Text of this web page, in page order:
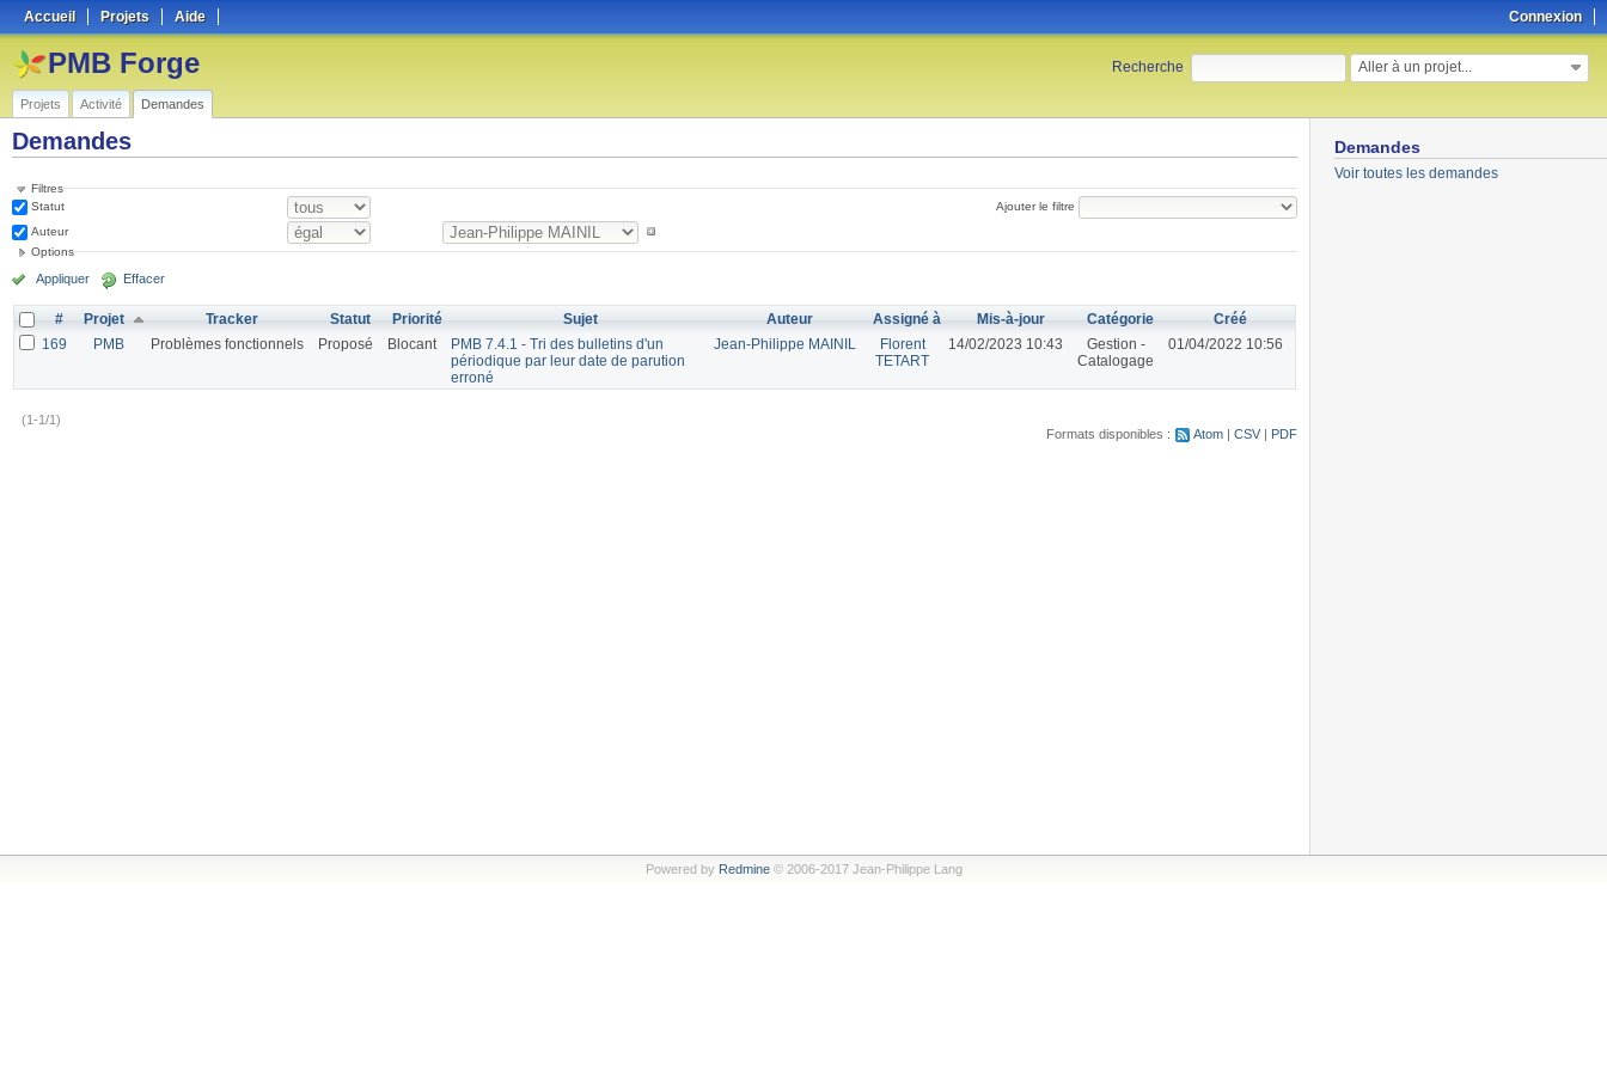
Connexion
Accueil Projets Aide
Recherche: Aller à un projet...
PMB Forge
Projets Activité Demandes
Demandes
Voir toutes les demandes
Demandes
Filtres
Statut
Auteur
Ajouter le filtre
Options
Appliquer Effacer
# Projet Tracker Statut Priorité Sujet Auteur Assigné à Mis-à-jour Catégorie
Créé
169
PMB Problèmes fonctionnels Proposé Blocant
PMB 7.4.1 - Tri des bulletins d'un
périodique par leur date de parution
erroné
Jean-Philippe MAINIL
Florent
TETART
14/02/2023 10:43
Gestion -
Catalogage
01/04/2022 10:56
(1-1/1)
Formats disponibles :
Atom CSV PDF
Powered by Redmine© 2006-2017 Jean-Philippe Lang